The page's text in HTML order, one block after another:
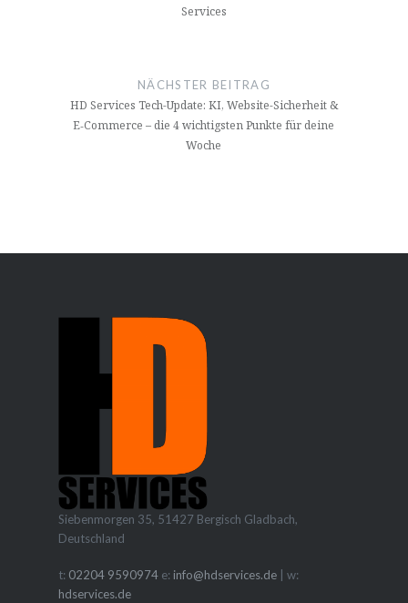
Services
NÄCHSTER BEITRAG
HD Services Tech-Update: KI, Website-Sicherheit &
E‑Commerce – die 4 wichtigsten Punkte für deine
Woche
Siebenmorgen 35, 51427 Bergisch Gladbach,
Deutschland
t: 02204 9590974e: info@hdservices.de| w:
hdservices.de